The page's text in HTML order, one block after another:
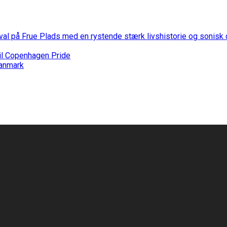
på Frue Plads med en rystende stærk livshistorie og sonisk
Copenhagen Pride